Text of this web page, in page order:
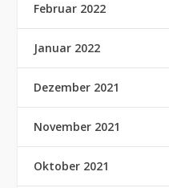
Februar 2022
Januar 2022
Dezember 2021
November 2021
Oktober 2021